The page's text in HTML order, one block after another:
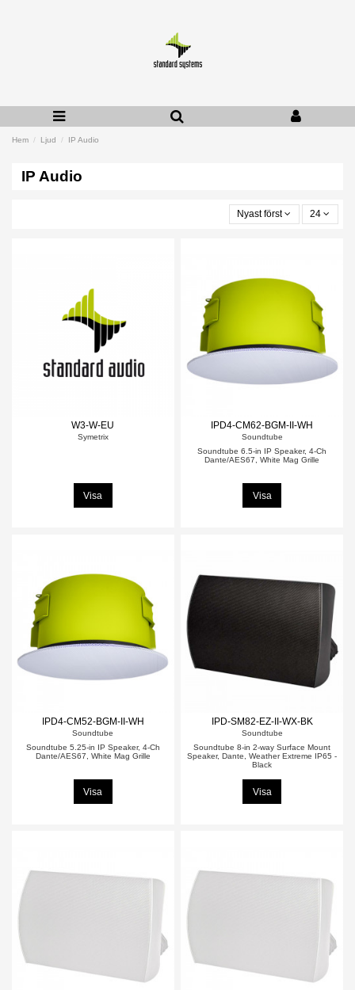
Hem Ljud IP Audio
IP Audio
Nyast först 24
W3-W-EU
Symetrix
Visa
IPD4-CM62-BGM-II-WH
Soundtube
Soundtube 6.5-in IP Speaker, 4-Ch
Dante/AES67, White Mag Grille
Visa
IPD4-CM52-BGM-II-WH
Soundtube
Soundtube 5.25-in IP Speaker, 4-Ch
Dante/AES67, White Mag Grille
Visa
IPD-SM82-EZ-II-WX-BK
Soundtube
Soundtube 8-in 2-way Surface Mount
Speaker, Dante, Weather Extreme IP65 -
Black
Visa